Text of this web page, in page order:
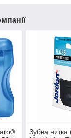
Зубна